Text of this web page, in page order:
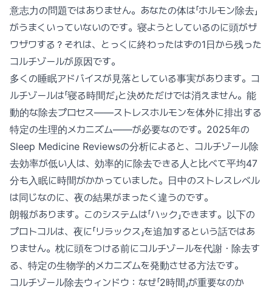
意志力の問題ではありません。あなたの体は「ホルモン除去」
がうまくいっていないのです。寝ようとしているのに頭がザ
ワザワする？それは、とっくに終わったはずの1日から残った
コルチゾールが原因です。
多くの睡眠アドバイスが見落としている事実があります。コ
ルチゾールは「寝る時間だ」と決めただけでは消えません。能
動的な除去プロセス——ストレスホルモンを体外に排出する
特定の生理的メカニズム——が必要なのです。2025年の
Sleep Medicine Reviewsの分析によると、コルチゾール除
去効率が低い人は、効率的に除去できる人と比べて平均47
分も入眠に時間がかかっていました。日中のストレスレベル
は同じなのに、夜の結果がまったく違うのです。
朗報があります。このシステムは「ハック」できます。以下の
プロトコルは、夜に「リラックス」を追加するという話ではあ
りません。枕に頭をつける前にコルチゾールを代謝・除去す
る、特定の生物学的メカニズムを発動させる方法です。
コルチゾール除去ウィンドウ：なぜ「2時間」が重要なのか